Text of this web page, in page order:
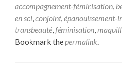
accompagnement-féminisation,
en soi,conjoint,épanouissement-
transbeauté,féminisation,
Bookmark thepermalink.